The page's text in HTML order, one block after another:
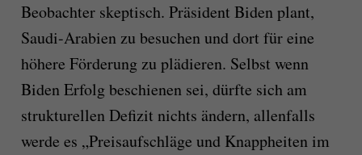
Beobachter skeptisch. Präsident Biden plant,
Saudi-Arabien zu besuchen und dort für eine
höhere Förderung zu plädieren. Selbst wenn
Biden Erfolg beschienen sei, dürfte sich am
strukturellen Defizit nichts ändern, allenfalls
werde es „Preisaufschläge und Knappheiten im